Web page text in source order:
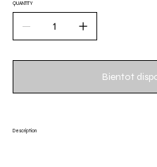
QUANTITY
Bientot
Description